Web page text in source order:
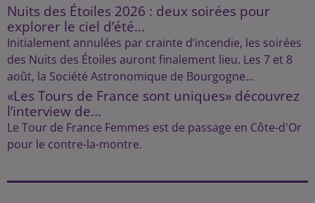
Nuits des Étoiles 2026 : deux soirées pour
explorer le ciel d’été...
Initialement annulées par crainte d’incendie, les soirées
des Nuits des Étoiles auront finalement lieu. Les 7 et 8
août, la Société Astronomique de Bourgogne...
«Les Tours de France sont uniques» découvrez
l’interview de...
Le Tour de France Femmes est de passage en Côte-d'Or
pour le contre-la-montre.